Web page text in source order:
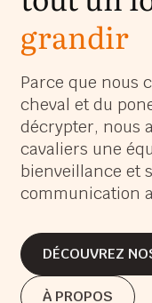
grandir
s’amuser
grandir
Parce que nous
cheval et du
décrypter, nous
cavaliers une
bienveillance et
communication
DÉCOUVREZ
DÉCOUVREZ
À PROPOS